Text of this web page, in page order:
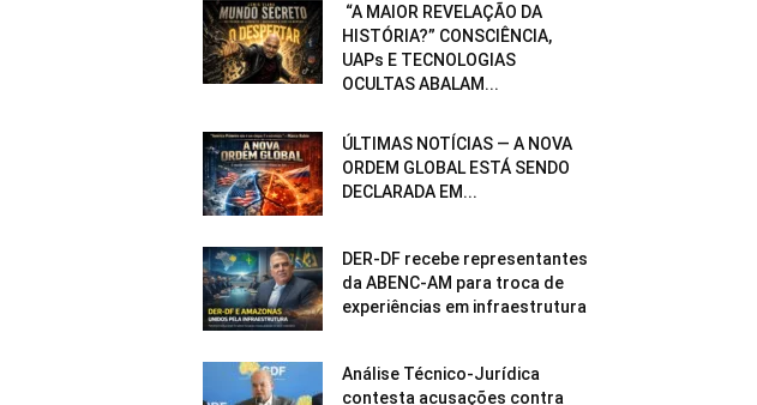
“A MAIOR REVELAÇÃO DA
HISTÓRIA?” CONSCIÊNCIA,
UAPs E TECNOLOGIAS
OCULTAS ABALAM...
ÚLTIMAS NOTÍCIAS — A NOVA
ORDEM GLOBAL ESTÁ SENDO
DECLARADA EM...
DER-DF recebe representantes
da ABENC-AM para troca de
experiências em infraestrutura
Análise Técnico-Jurídica
contesta acusações contra